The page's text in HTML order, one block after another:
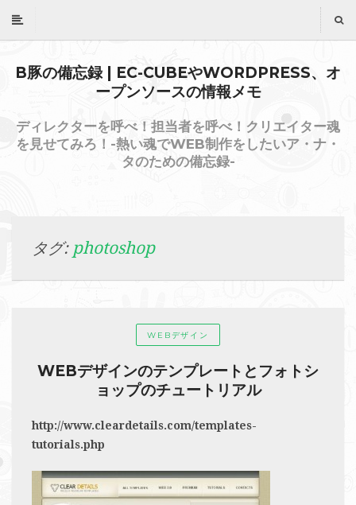
B豚の備忘録 | EC-CUBEやWORDPRESS、オ
ープンソースの情報メモ
ディレクターを呼べ！担当者を呼べ！クリエイター魂
を見せてみろ！-熱い魂でWEB制作をしたいア・ナ・
タのための備忘録-
タグ: photoshop
WEBデザイン
WEBデザインのテンプレートとフォトシ
ョップのチュートリアル
http://www.cleardetails.com/templates-
tutorials.php